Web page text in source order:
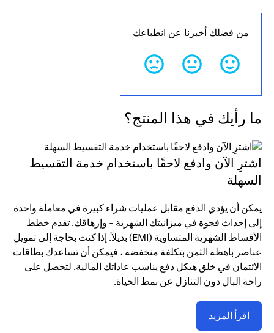
من فضلك أخبرنا عن انطباعك
ما رأيك في هذا المنتج؟
اشترِ الآن وادفع لاحقًا باستخدام خدمة التقسيط
السهلة
يمكن أن يؤدي الدفع مقابل عمليات شراء كبيرة في معاملة واحدة
إلى إحداث فجوة في ميزانيتك الشهرية - وإرهاقك. تقدم خطط
الأقساط الشهرية المتساوية (EMI) بديلاً. إذا كنت بحاجة إلى تمويل
عناصر باهظة الثمن بتكلفة منخفضة ، فيمكن أن تساعدك بطاقات
الائتمان في خلق هيكل دفع يناسب عاداتك المالية. لتحصل على
راحة البال دون التنازل عن نمط الحياة.
اقرأ المزيد